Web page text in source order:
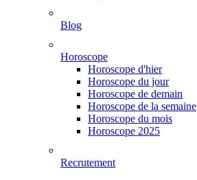
Blog
Horoscope
Horoscope d'hier
Horoscope du jour
Horoscope de demain
Horoscope de la semaine
Horoscope du mois
Horoscope 2025
Recrutement